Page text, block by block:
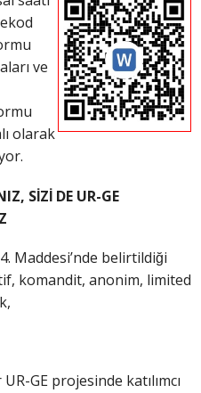
ve
olarak
SİZİ DE UR-GE
Maddesi’nde belirtildiği
komandit, anonim, limited
GE projesinde katılımcı